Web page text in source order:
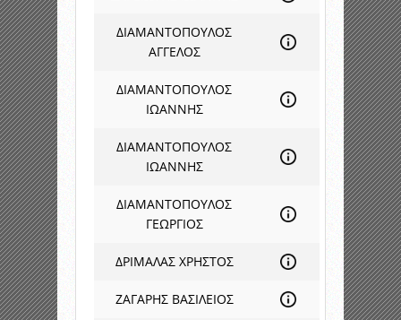
ΔΙΑΜΑΝΤΟΠΟΥΛΟΣ
ΑΓΓΕΛΟΣ
ΔΙΑΜΑΝΤΟΠΟΥΛΟΣ
ΙΩΑΝΝΗΣ
ΔΙΑΜΑΝΤΟΠΟΥΛΟΣ
ΙΩΑΝΝΗΣ
ΔΙΑΜΑΝΤΟΠΟΥΛΟΣ
ΓΕΩΡΓΙΟΣ
ΔΡΙΜΑΛΑΣ ΧΡΗΣΤΟΣ
ΖΑΓΑΡΗΣ ΒΑΣΙΛΕΙΟΣ